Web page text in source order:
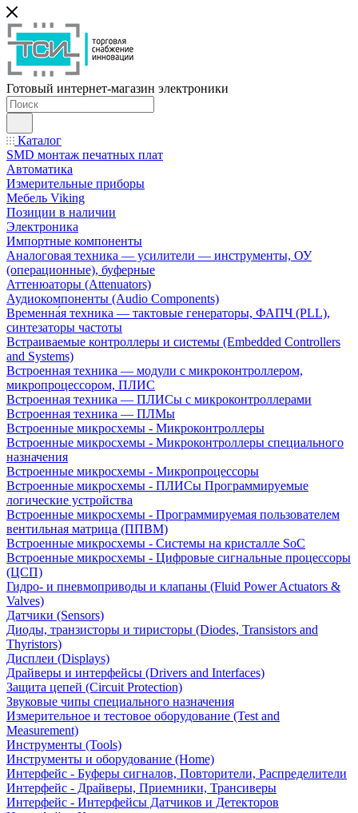
Готовый интернет-магазин электроники
Каталог
SMD монтаж печатных плат
Автоматика
Измерительные приборы
Мебель Viking
Позиции в наличии
Электроника
Импортные компоненты
Аналоговая техника — усилители — инструменты, ОУ
(операционные), буферные
Аттенюаторы (Attenuators)
Аудиокомпоненты (Audio Components)
Временна́я техника — тактовые генераторы, ФАПЧ (PLL),
синтезаторы частоты
Встраиваемые контроллеры и системы (Embedded Controllers
and Systems)
Встроенная техника — модули с микроконтроллером,
микропроцессором, ПЛИС
Встроенная техника — ПЛИСы с микроконтроллерами
Встроенная техника — ПЛМы
Встроенные микросхемы - Микроконтроллеры
Встроенные микросхемы - Микроконтроллеры специального
назначения
Встроенные микросхемы - Микропроцессоры
Встроенные микросхемы - ПЛИСы Программируемые
логические устройства
Встроенные микросхемы - Программируемая пользователем
вентильная матрица (ППВМ)
Встроенные микросхемы - Системы на кристалле SoC
Встроенные микросхемы - Цифровые сигнальные процессоры
(ЦСП)
Гидро- и пневмоприводы и клапаны (Fluid Power Actuators &
Valves)
Датчики (Sensors)
Диоды, транзисторы и тиристоры (Diodes, Transistors and
Thyristors)
Дисплеи (Displays)
Драйверы и интерфейсы (Drivers and Interfaces)
Защита цепей (Circuit Protection)
Звуковые чипы специального назначения
Измерительное и тестовое оборудование (Test and
Measurement)
Инструменты (Tools)
Инструменты и оборудование (Home)
Интерфейс - Буферы сигналов, Повторители, Распределители
Интерфейс - Драйверы, Приемники, Трансиверы
Интерфейс - Интерфейсы Датчиков и Детекторов